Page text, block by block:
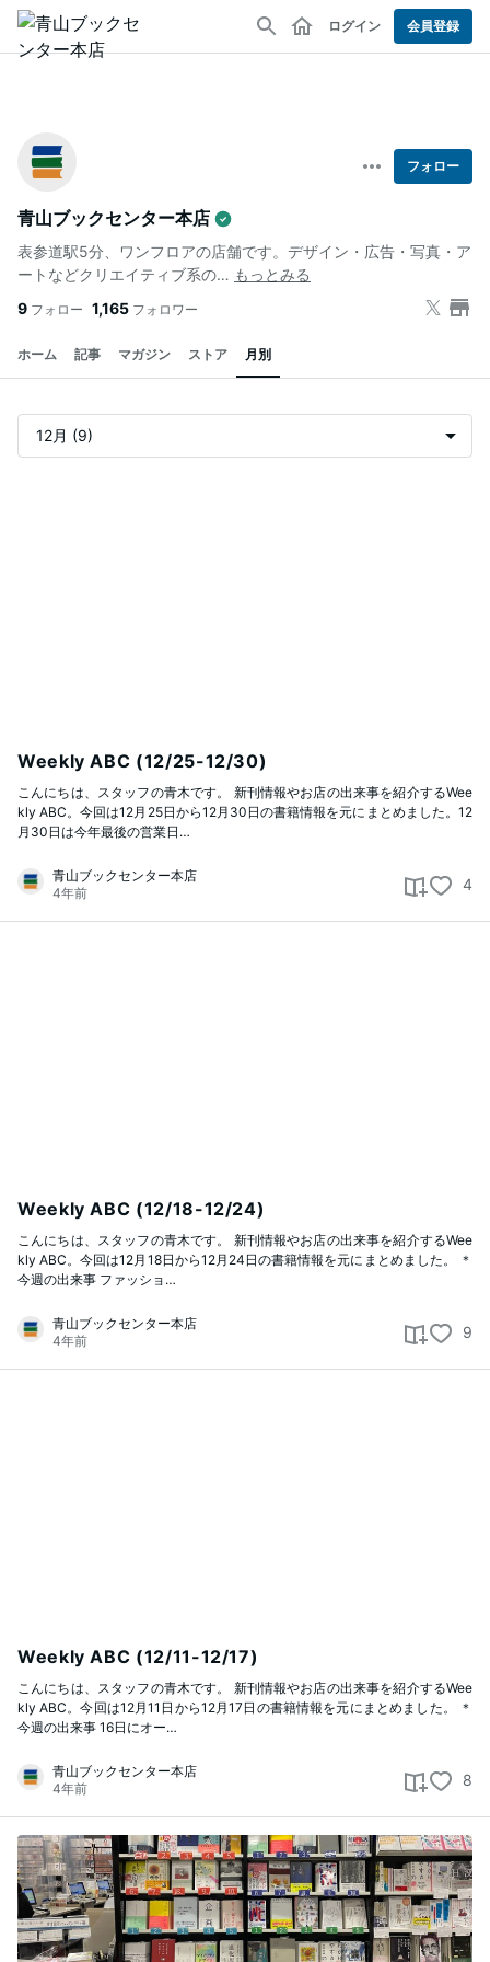
ログイン 会員登録
フォロー
青山ブックセンター本店
表参道駅5分、ワンフロアの店舗です。デザイン・広告・写真・ア
ートなどクリエイティブ系の… もっとみる
9 フォロー 1,165 フォロワー
ホーム 記事 マガジン ストア 月別
Weekly ABC (12/25-12/30)
こんにちは、スタッフの青木です。 新刊情報やお店の出来事を紹介するWee
kly ABC。今回は12月25日から12月30日の書籍情報を元にまとめました。12
月30日は今年最後の営業日…
青山ブックセンター本店
4年前
4
Weekly ABC (12/18-12/24)
こんにちは、スタッフの青木です。 新刊情報やお店の出来事を紹介するWee
kly ABC。今回は12月18日から12月24日の書籍情報を元にまとめました。 ＊
今週の出来事 ファッショ…
青山ブックセンター本店
4年前
9
Weekly ABC (12/11-12/17)
こんにちは、スタッフの青木です。 新刊情報やお店の出来事を紹介するWee
kly ABC。今回は12月11日から12月17日の書籍情報を元にまとめました。 ＊
今週の出来事 16日にオー…
青山ブックセンター本店
4年前
8